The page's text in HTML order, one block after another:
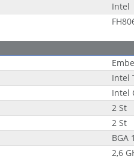
Intel
Intel
Intel
2 St
2 St
BGA
2,6